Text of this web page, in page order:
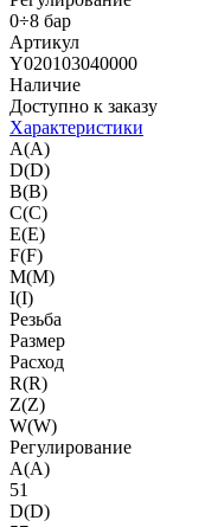
0÷8 бар
Артикул
Y020103040000
Наличие
Доступно к заказу
Характеристики
A(A)
D(D)
B(B)
C(C)
E(E)
F(F)
M(M)
I(I)
Резьба
Размер
Расход
R(R)
Z(Z)
W(W)
Регулирование
A(A)
51
D(D)